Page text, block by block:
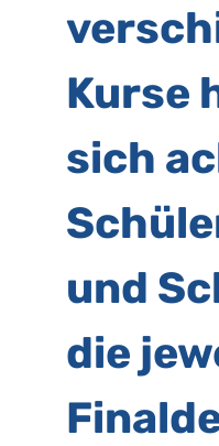
Kurse
sich
und
die